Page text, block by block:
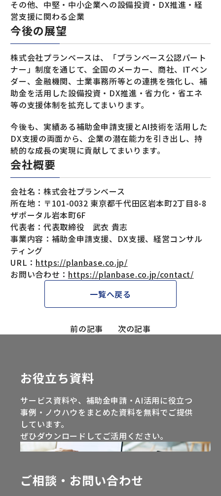
その他、中堅・中小企業への設備投資・DX推進・経
営支援に関わる企業
今後の展望
株式会社プランベースは、「プランベース公認パート
ナー」制度を通じて、全国のメーカー、商社、ITベン
ダー、金融機関、士業事務所等との連携を強化し、補
助金を活用した設備投資・DX推進・省力化・省エネ
等の支援体制を拡充してまいります。
今後も、実績ある補助金申請支援とAI技術を活用した
DX支援の両面から、企業の潜在能力を引き出し、持
続的な成長の実現に貢献してまいります。
会社概要
会社名：株式会社プランベース
所在地：〒101-0032 東京都千代田区岩本町2丁目8-8
ザポータル岩本町6F
代表者：代表取締役 武衣 貴志
事業内容：補助金申請支援、DX支援、経営コンサル
ティング
URL： https://planbase.co.jp/
お問い合わせ： https://planbase.co.jp/contact/
前の記事 次の記事
一覧へ戻る
お役立ち資料
サービス資料や、補助金申請・AI活用に役立つ
事例・ノウハウをまとめた資料を無料でご提供
しています。
ぜひダウンロードしてご活用ください。
ご相談・お問い合わせ